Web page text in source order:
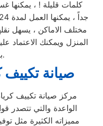
كلمات قليلة ! ، يمكنها
مختلف الاماكن ، يسهل
المنزل ويمكنك الاعتماد
بضغطة زر.
صيانة
الواعدة والتي تتصدر
مميزاته الكثيرة مثل